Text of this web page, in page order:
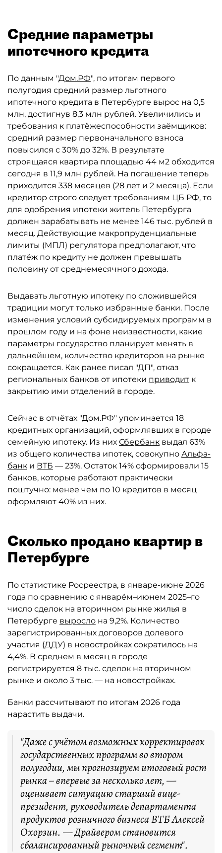
Средние параметры
ипотечного кредита
По данным "Дом.РФ", по итогам первого
полугодия средний размер льготного
ипотечного кредита в Петербурге вырос на 0,5
млн, достигнув 8,3 млн рублей. Увеличились и
требования к платёжеспособности заёмщиков:
средний размер первоначального взноса
повысился с 30% до 32%. В результате
строящаяся квартира площадью 44 м2 обходится
сегодня в 11,9 млн рублей. На погашение теперь
приходится 338 месяцев (28 лет и 2 месяца). Если
кредитор строго следует требованиям ЦБ РФ, то
для одобрения ипотеки житель Петербурга
должен зарабатывать не менее 146 тыс. рублей в
месяц. Действующие макропруденциальные
лимиты (МПЛ) регулятора предполагают, что
платёж по кредиту не должен превышать
половину от среднемесячного дохода.
Выдавать льготную ипотеку по сложившейся
традиции могут только избранные банки. После
изменения условий субсидируемых программ в
прошлом году и на фоне неизвестности, какие
параметры государство планирует менять в
дальнейшем, количество кредиторов на рынке
сокращается. Как ранее писал "ДП", отказ
региональных банков от ипотеки приводит к
закрытию ими отделений в городе.
Сейчас в отчётах "Дом.РФ" упоминается 18
кредитных организаций, оформлявших в городе
семейную ипотеку. Из них Сбербанк выдал 63%
из общего количества ипотек, совокупно Альфа-
банк и ВТБ — 23%. Остаток 14% сформировали 15
банков, которые работают практически
поштучно: менее чем по 10 кредитов в месяц
оформляют 40% из них.
Сколько продано квартир в
Петербурге
По статистике Росреестра, в январе-июне 2026
года по сравнению с январём–июнем 2025–го
число сделок на вторичном рынке жилья в
Петербурге выросло на 9,2%. Количество
зарегистрированных договоров долевого
участия (ДДУ) в новостройках сократилось на
4,4%. В среднем в месяц в городе
регистрируется 8 тыс. сделок на вторичном
рынке и около 3 тыс. — на новостройках.
Банки рассчитывают по итогам 2026 года
нарастить выдачи.
"Даже с учётом возможных корректировок
государственных программ во втором
полугодии, мы прогнозируем итоговый рост
рынка – впервые за несколько лет, —
оценивает ситуацию старший вице-
президент, руководитель департамента
продуктов розничного бизнеса ВТБ Алексей
Охорзин. — Драйвером становится
сбалансированный рыночный сегмент".